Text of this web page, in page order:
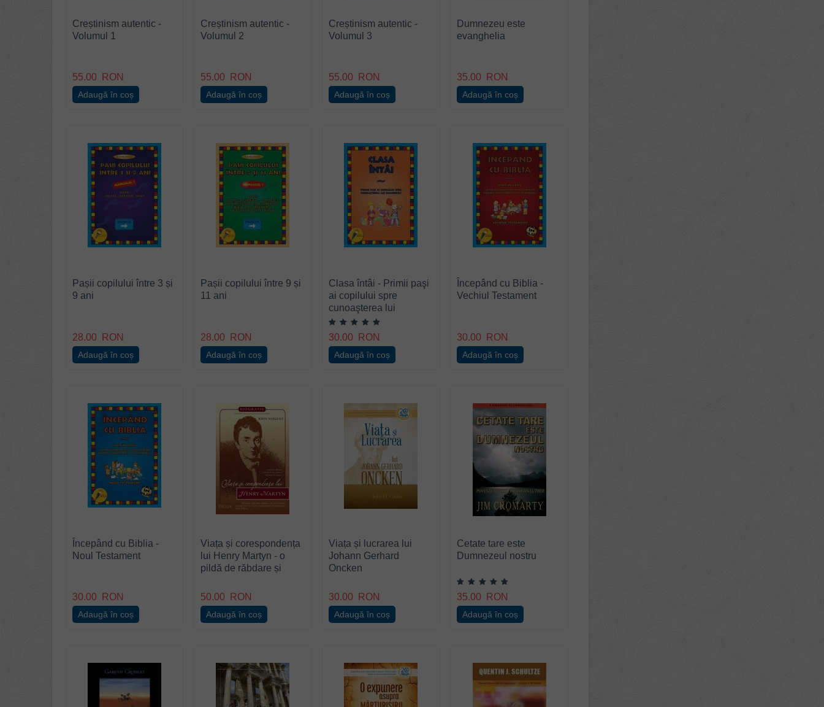
Creștinism autentic -
Volumul 1
55.00 RON
Adaugă în coș
Creștinism autentic -
Volumul 2
55.00 RON
Adaugă în coș
Creștinism autentic -
Volumul 3
55.00 RON
Adaugă în coș
Dumnezeu este
evanghelia
35.00 RON
Adaugă în coș
Pașii copilului între 3 și
9 ani
28.00 RON
Adaugă în coș
Pașii copilului între 9 și
11 ani
28.00 RON
Adaugă în coș
Clasa întâi - Primii paşi
ai copilului spre
cunoaşterea lui
Dumnezeu
30.00 RON
Adaugă în coș
Începând cu Biblia -
Vechiul Testament
30.00 RON
Adaugă în coș
Începând cu Biblia -
Noul Testament
30.00 RON
Adaugă în coș
Viața și corespondența
lui Henry Martyn - o
pildă de răbdare și
misionarul creștin
50.00 RON
Adaugă în coș
Viața și lucrarea lui
Johann Gerhard
Oncken
30.00 RON
Adaugă în coș
Cetate tare este
Dumnezeul nostru
35.00 RON
Adaugă în coș